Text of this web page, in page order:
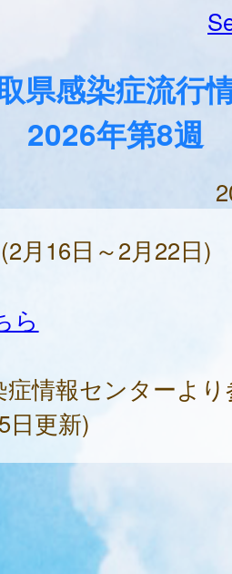
県感染症流行
2026年第8週
月16日～2月22日)
ら
症情報センターよ
日更新)